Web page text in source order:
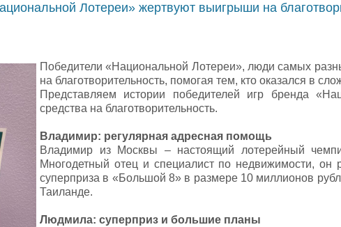
Лотереи» жертвуют выигрыши на
Победители «Национальной Лотереи», люди самых
на благотворительность, помогая тем, кто оказался в
Представляем истории победителей игр бренда
средства на благотворительность.
Владимир: регулярная адресная помощь
Владимир из Москвы – настоящий лотерейный
Многодетный отец и специалист по недвижимости,
суперприза в «Большой 8» в размере 10 миллионов
Таиланде.
Людмила: суперприз и большие планы